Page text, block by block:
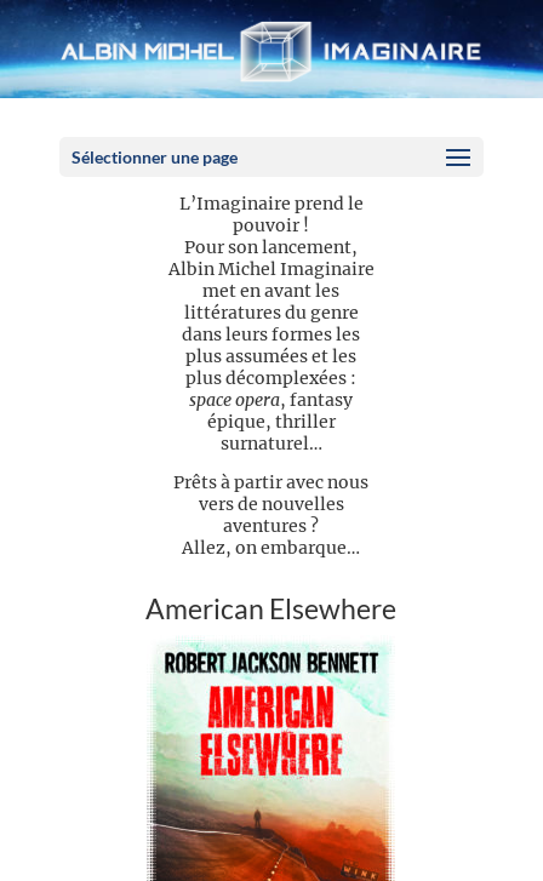
Sélectionner une page
L’Imaginaire prend le
pouvoir !
Pour son lancement,
Albin Michel Imaginaire
met en avant les
littératures du genre
dans leurs formes les
plus assumées et les
plus décomplexées :
space opera, fantasy
épique, thriller
surnaturel…
Prêts à partir avec nous
vers de nouvelles
aventures ?
Allez, on embarque…
American Elsewhere
Panneau de gestion des cookies